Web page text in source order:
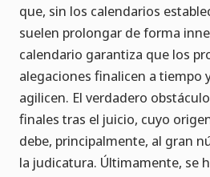
que, sin los calendarios
suelen prolongar de forma
calendario garantiza que los
alegaciones finalicen a tiempo
agilicen. El verdadero
finales tras el juicio, cuyo
debe, principalmente, al gran
la judicatura. Últimamente, se